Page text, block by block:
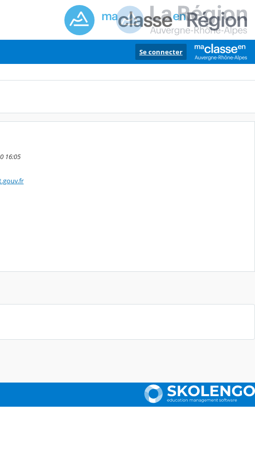
Se connecter
16:05